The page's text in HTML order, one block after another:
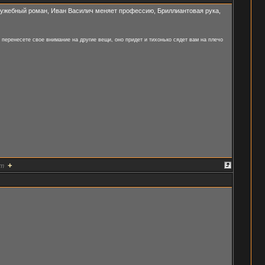
роман, Иван Василич меняет профессию, Бриллиантовая рука,
свое внимание на другие вещи, оно придет и тихонько сядет вам на плечо
+